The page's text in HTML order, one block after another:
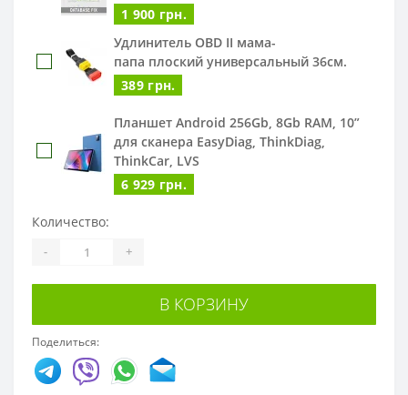
1 900 грн.
Удлинитель OBD II мама-
папа плоский универсальный 36см.
389 грн.
Планшет Android 256Gb, 8Gb RAM, 10”
для сканера EasyDiag, ThinkDiag,
ThinkCar, LVS
6 929 грн.
Количество:
- +
В КОРЗИНУ
Поделиться: